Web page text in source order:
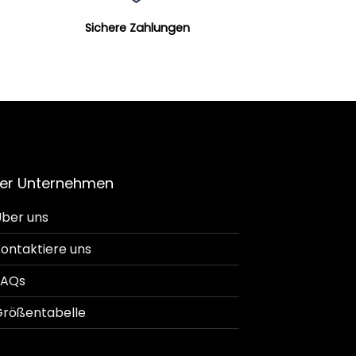
Sichere Zahlungen
Unternehmen
uns
uns